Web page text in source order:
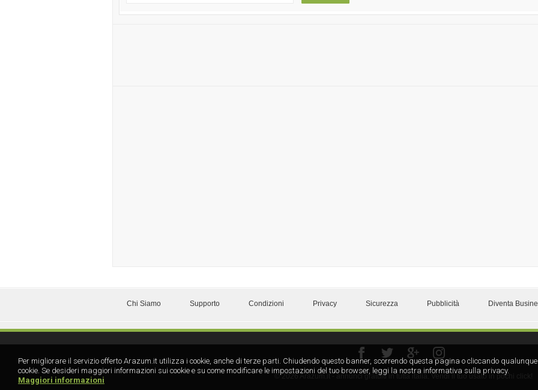
Chi Siamo Supporto Condizioni Privacy Sicurezza Pubblicità Diventa
© 2026 Arazum.it - annunci gratuiti in tutta italia. Vendi il tuo usato in pochi click!
Per migliorare il servizio offerto Arazum.it utilizza i cookie, anche di terze parti. Chiudendo questo banner, scorrendo questa pagina o cliccando qualunque
cookie. Se desideri maggiori informazioni sui cookie e su come modificare le impostazioni del tuo browser, leggi la nostra informativa sulla privacy.
Maggiori informazioni